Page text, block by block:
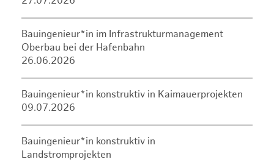
Bauingenieur*in im Infrastrukturmanagement
Oberbau bei der Hafenbahn
26.06.2026
Bauingenieur*in konstruktiv in Kaimauerprojekten
09.07.2026
Bauingenieur*in konstruktiv in
Landstromprojekten